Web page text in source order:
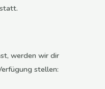
werden wir dir
stellen: